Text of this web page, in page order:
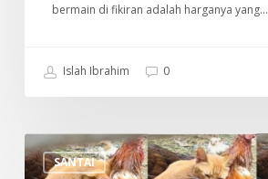
bermain di fikiran adalah harganya yang…
Islah Ibrahim 0
SANTAI
Gelagat
Kucing